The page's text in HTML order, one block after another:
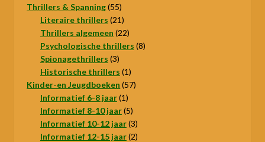
product
Thrillers & Spanning 5555
producten
Literaire thrillers 2121
producten
Thrillers algemeen 2222
producten
Psychologische thrillers 88
Spionagethrillers 33
producten
Historische thrillers 11
product
Kinder-en Jeugdboeken 5757
Informatief 6-8 jaar 11
product
Informatief 8-10 jaar 55
producten
Informatief 10-12 jaar 33
producten
Informatief 12-15 jaar 22